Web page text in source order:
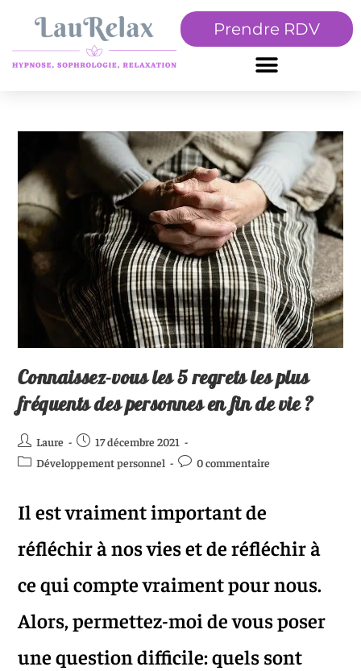
Prendre RDV
Connaissez-vous les 5 regrets les plus
fréquents des personnes en fin de vie ?
Laure
17 décembre 2021
Développement personnel
0 commentaire
Il est vraiment important de
réfléchir à nos vies et de réfléchir à
ce qui compte vraiment pour nous.
Alors, permettez-moi de vous poser
une question difficile: quels sont